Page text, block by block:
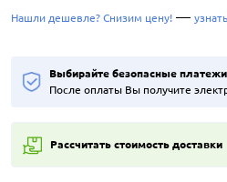
Нашли дешевле? Снизим цену! —
Выбирайте безопасные платежи
После оплаты Вы получите
Рассчитать стоимость доставки